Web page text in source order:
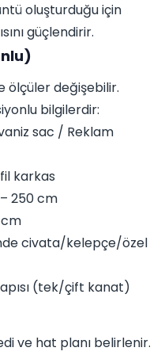
oluşturduğu için
güçlendirir.
ölçüler değişebilir.
bilgilerdir:
sac / Reklam
karkas
250 cm
civata/kelepçe/özel
(tek/çift kanat)
ve hat planı belirlenir.